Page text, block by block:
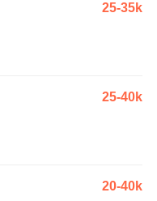
25-35k
25-40k
20-40k